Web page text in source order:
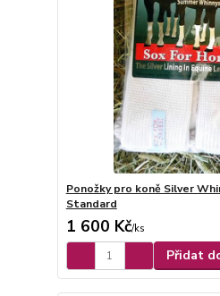
Ponožky pro koně Silver
Standard
1 600 Kč/ks
Přidat